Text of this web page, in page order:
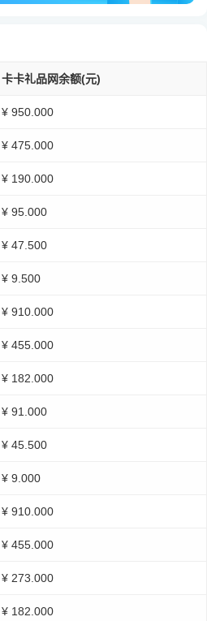
卡卡礼品网余额(元)
¥ 950.000
¥ 475.000
¥ 190.000
¥ 95.000
¥ 47.500
¥ 9.500
¥ 910.000
¥ 455.000
¥ 182.000
¥ 91.000
¥ 45.500
¥ 9.000
¥ 910.000
¥ 455.000
¥ 273.000
¥ 182.000